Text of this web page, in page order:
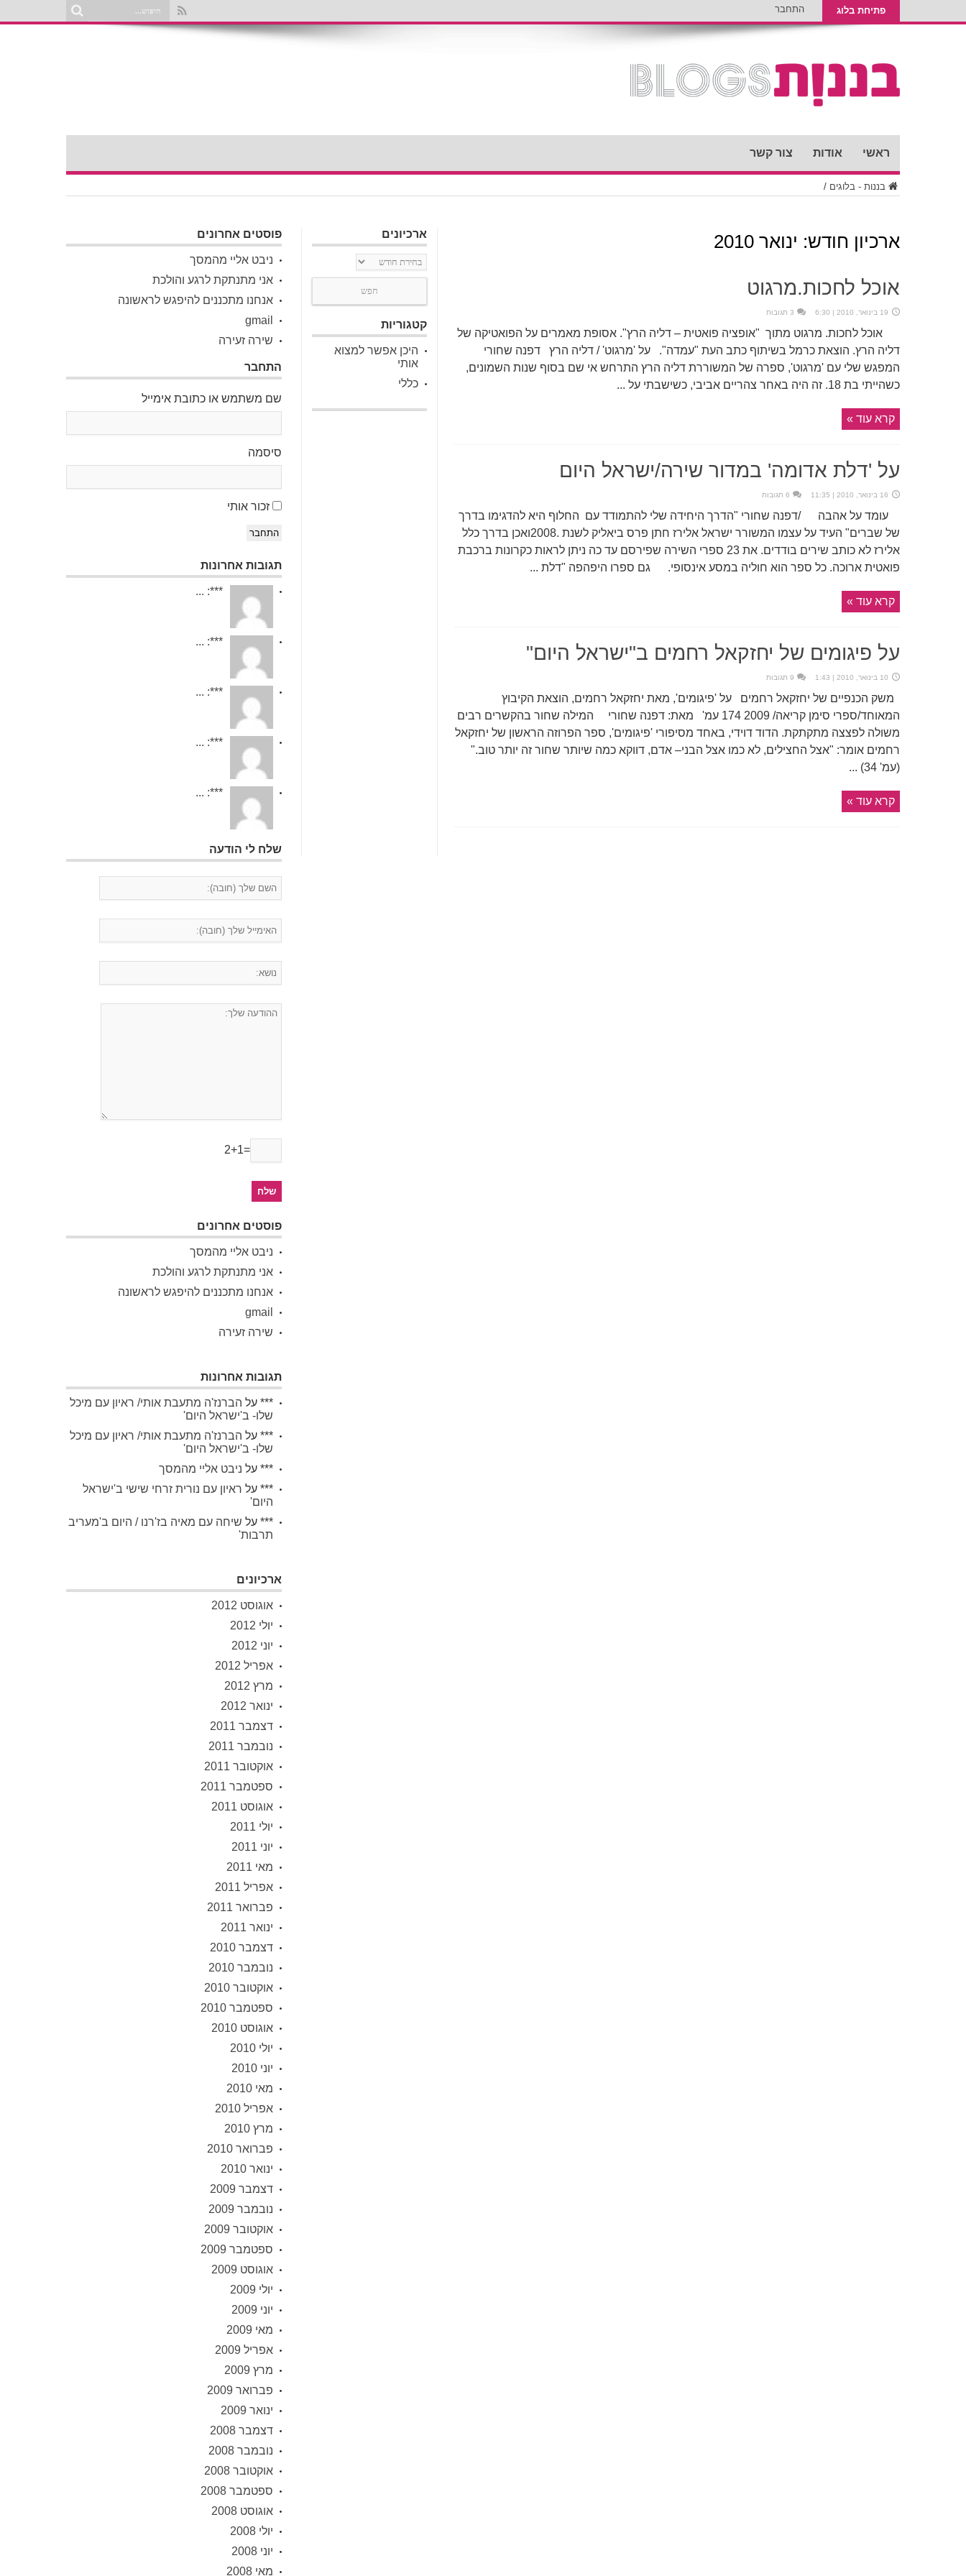
פתיחת בלוג התחבר
ראשי אודות צור קשר
בננות - בלוגים /
ארכיון חודש: ינואר 2010
אוכל לחכות.מרגוט
19 בינואר, 2010 | 6:30 3 תגובות
אוכל לחכות. מרגוט מתוך "אופציה פואטית – דליה הרץ". אסופת מאמרים על הפואטיקה של
דליה הרץ. הוצאת כרמל בשיתוף כתב העת "עמדה". על 'מרגוט' / דליה הרץ דפנה שחורי
המפגש שלי עם 'מרגוט', ספרה של המשוררת דליה הרץ התרחש אי שם בסוף שנות השמונים,
כשהייתי בת 18. זה היה באחר צהריים אביבי, כשישבתי על ...
קרא עוד »
על 'דלת אדומה' במדור שירה/ישראל היום
16 בינואר, 2010 | 11:35 6 תגובות
עומד על אהבה /דפנה שחורי "הדרך היחידה שלי להתמודד עם החלוף היא להדגימו בדרך
של שברים" העיד על עצמו המשורר ישראל אלירז חתן פרס ביאליק לשנת .2008ואכן בדרך כלל
אלירז לא כותב שירים בודדים. את 23 ספרי השירה שפירסם עד כה ניתן לראות כקרונות ברכבת
פואטית ארוכה. כל ספר הוא חוליה במסע אינסופי. גם ספרו היפהפה "דלת ...
קרא עוד »
על פיגומים של יחזקאל רחמים ב"ישראל היום"
10 בינואר, 2010 | 1:43 9 תגובות
משק הכנפיים של יחזקאל רחמים על 'פיגומים', מאת יחזקאל רחמים, הוצאת הקיבוץ
המאוחד/ספרי סימן קריאה/ 2009 174 עמ' מאת: דפנה שחורי המילה שחור בהקשרים רבים
משולה לפצצה מתקתקת. הדוד דוידי, באחד מסיפורי 'פיגומים', ספר הפרוזה הראשון של יחזקאל
רחמים אומר: "אצל החצילים, לא כמו אצל הבני– אדם, דווקא כמה שיותר שחור זה יותר טוב."
(עמ' 34) ...
קרא עוד »
ארכיונים
ארכיונים
קטגוריות
היכן אפשר למצוא
אותי
כללי
פוסטים אחרונים
ניבט אליי מהמסך
אני מתנתקת לרגע והולכת
אנחנו מתכננים להיפגש לראשונה
gmail
שירה זעירה
התחבר
שם משתמש או כתובת אימייל
סיסמה
זכור אותי
התחבר
תגובות אחרונות
***: ...
***: ...
***: ...
***: ...
***: ...
שלח לי הודעה
2+1=
פוסטים אחרונים
ניבט אליי מהמסך
אני מתנתקת לרגע והולכת
אנחנו מתכננים להיפגש לראשונה
gmail
שירה זעירה
תגובות אחרונות
*** על הברנז'ה מתעבת אותי/ ראיון עם מיכל
שלו- ב'ישראל היום'
*** על הברנז'ה מתעבת אותי/ ראיון עם מיכל
שלו- ב'ישראל היום'
*** על ניבט אליי מהמסך
*** על ראיון עם נורית זרחי שישי ב'ישראל
היום'
*** על שיחה עם מאיה בז'רנו / היום ב'מעריב
תרבות'
ארכיונים
אוגוסט 2012
יולי 2012
יוני 2012
אפריל 2012
מרץ 2012
ינואר 2012
דצמבר 2011
נובמבר 2011
אוקטובר 2011
ספטמבר 2011
אוגוסט 2011
יולי 2011
יוני 2011
מאי 2011
אפריל 2011
פברואר 2011
ינואר 2011
דצמבר 2010
נובמבר 2010
אוקטובר 2010
ספטמבר 2010
אוגוסט 2010
יולי 2010
יוני 2010
מאי 2010
אפריל 2010
מרץ 2010
פברואר 2010
ינואר 2010
דצמבר 2009
נובמבר 2009
אוקטובר 2009
ספטמבר 2009
אוגוסט 2009
יולי 2009
יוני 2009
מאי 2009
אפריל 2009
מרץ 2009
פברואר 2009
ינואר 2009
דצמבר 2008
נובמבר 2008
אוקטובר 2008
ספטמבר 2008
אוגוסט 2008
יולי 2008
יוני 2008
מאי 2008